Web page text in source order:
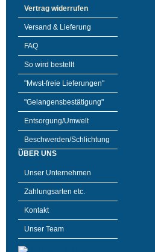
Vertrag widerrufen
Versand & Lieferung
FAQ
So wird bestellt
"Mwst-freie Lieferungen"
"Gelangensbestätigung"
Entsorgung/Umwelt
Beschwerden/Schlichtung
ÜBER UNS
Unser Unternehmen
Zahlungsarten etc.
Kontakt
Unser Team